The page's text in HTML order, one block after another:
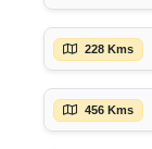
228 Kms
456 Kms